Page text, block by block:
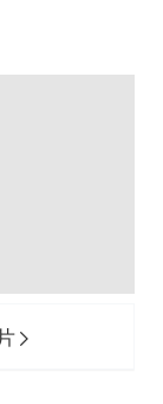
士&红星美
域有着极
新，又尊